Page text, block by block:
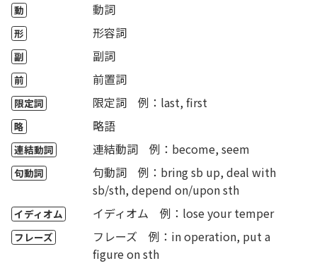
動 動詞
形 形容詞
副 副詞
前 前置詞
限定詞 限定詞 例：last, first
略 略語
連結動詞 連結動詞 例：become, seem
句動詞
句動詞 例：bring sb up, deal with
sb/sth, depend on/upon sth
イディオム イディオム 例：lose your temper
フレーズ
フレーズ 例：in operation, put a
figure on sth